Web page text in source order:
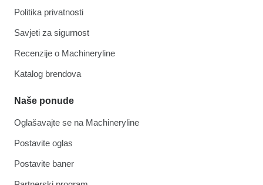
Politika privatnosti
Savjeti za sigurnost
Recenzije o Machineryline
Katalog brendova
Naše ponude
Oglašavajte se na Machineryline
Postavite oglas
Postavite baner